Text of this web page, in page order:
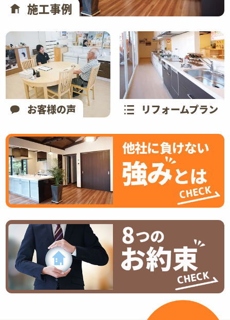
施工事例
お客様の声 リフォームプラン